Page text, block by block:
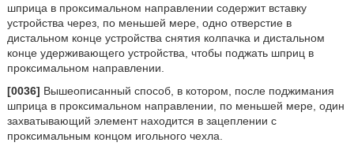
шприца в проксимальном направлении содержит вставку
устройства через, по меньшей мере, одно отверстие в
дистальном конце устройства снятия колпачка и дистальном
конце удерживающего устройства, чтобы поджать шприц в
проксимальном направлении.
[0036] Вышеописанный способ, в котором, после поджимания
шприца в проксимальном направлении, по меньшей мере, один
захватывающий элемент находится в зацеплении с
проксимальным концом игольного чехла.